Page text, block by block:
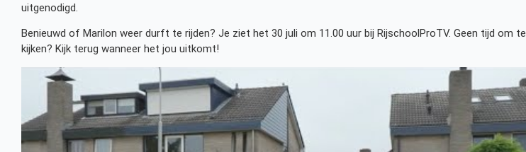
uitgenodigd.
Benieuwd of Marilon weer durft te rijden? Je ziet het 30 juli om 11.00 uur bij RijschoolProTV. Geen tijd om te
kijken? Kijk terug wanneer het jou uitkomt!